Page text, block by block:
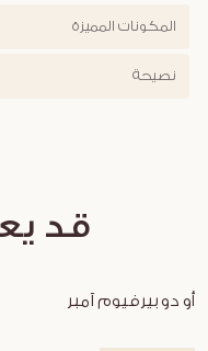
المكونات المميزة
نصيحة
قد
أو دو بيرفيوم آمبر